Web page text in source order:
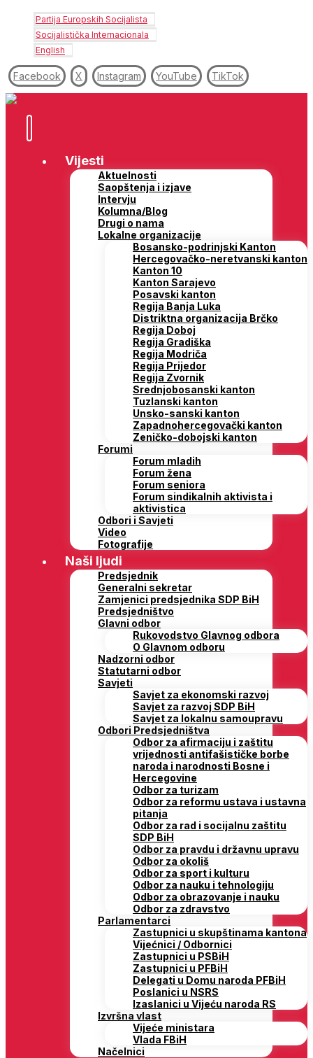
Partija Europskih Socijalista
Socijalistička Internacionala
English
Facebook X Instagram YouTube TikTok
Vijesti
Aktuelnosti
Saopštenja i izjave
Intervju
Kolumna/Blog
Drugi o nama
Lokalne organizacije
Bosansko-podrinjski Kanton
Hercegovačko-neretvanski kanton
Kanton 10
Kanton Sarajevo
Posavski kanton
Regija Banja Luka
Distriktna organizacija Brčko
Regija Doboj
Regija Gradiška
Regija Modriča
Regija Prijedor
Regija Zvornik
Srednjobosanski kanton
Tuzlanski kanton
Unsko-sanski kanton
Zapadnohercegovački kanton
Zeničko-dobojski kanton
Forumi
Forum mladih
Forum žena
Forum seniora
Forum sindikalnih aktivista i
aktivistica
Odbori i Savjeti
Video
Fotografije
Naši ljudi
Predsjednik
Generalni sekretar
Zamjenici predsjednika SDP BiH
Predsjedništvo
Glavni odbor
Rukovodstvo Glavnog odbora
O Glavnom odboru
Nadzorni odbor
Statutarni odbor
Savjeti
Savjet za ekonomski razvoj
Savjet za razvoj SDP BiH
Savjet za lokalnu samoupravu
Odbori Predsjedništva
Odbor za afirmaciju i zaštitu
vrijednosti antifašističke borbe
naroda i narodnosti Bosne i
Hercegovine
Odbor za turizam
Odbor za reformu ustava i ustavna
pitanja
Odbor za rad i socijalnu zaštitu
SDP BiH
Odbor za pravdu i državnu upravu
Odbor za okoliš
Odbor za sport i kulturu
Odbor za nauku i tehnologiju
Odbor za obrazovanje i nauku
Odbor za zdravstvo
Parlamentarci
Zastupnici u skupštinama kantona
Vijećnici / Odbornici
Zastupnici u PSBiH
Zastupnici u PFBiH
Delegati u Domu naroda PFBiH
Poslanici u NSRS
Izaslanici u Vijeću naroda RS
Izvršna vlast
Vijeće ministara
Vlada FBiH
Načelnici